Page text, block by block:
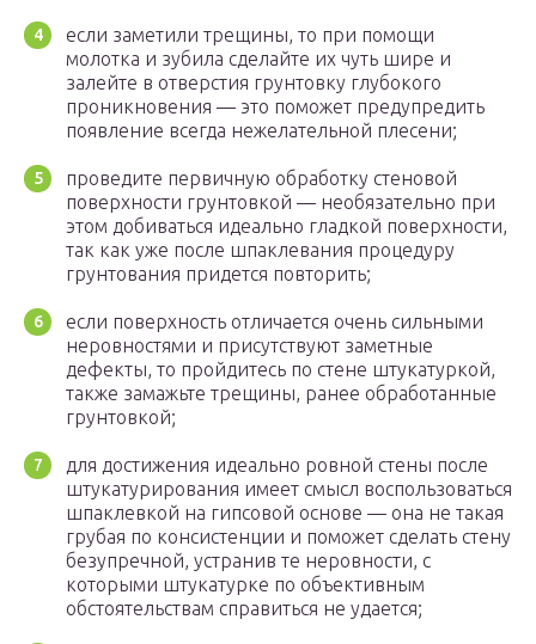
если заметили трещины, то при помощи
молотка и зубила сделайте их чуть шире и
залейте в отверстия грунтовку глубокого
проникновения — это поможет предупредить
появление всегда нежелательной плесени;
проведите первичную обработку стеновой
поверхности грунтовкой — необязательно при
этом добиваться идеально гладкой поверхности,
так как уже после шпаклевания процедуру
грунтования придется повторить;
если поверхность отличается очень сильными
неровностями и присутствуют заметные
дефекты, то пройдитесь по стене штукатуркой,
также замажьте трещины, ранее обработанные
грунтовкой;
для достижения идеально ровной стены после
штукатурирования имеет смысл воспользоваться
шпаклевкой на гипсовой основе — она не такая
грубая по консистенции и поможет сделать стену
безупречной, устранив те неровности, с
которыми штукатурке по объективным
обстоятельствам справиться не удается;